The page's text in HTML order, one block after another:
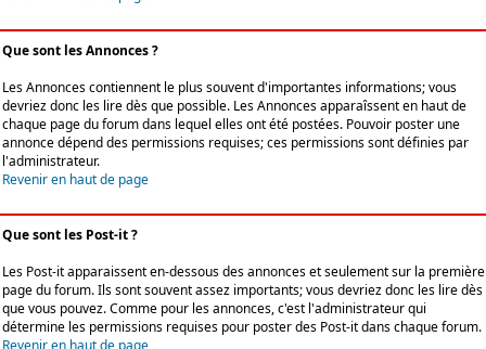
Que sont les Annonces ?
Les Annonces contiennent le plus souvent d'importantes informations; vous
devriez donc les lire dès que possible. Les Annonces apparaîssent en haut de
chaque page du forum dans lequel elles ont été postées. Pouvoir poster une
annonce dépend des permissions requises; ces permissions sont définies par
l'administrateur.
Revenir en haut de page
Que sont les Post-it ?
Les Post-it apparaissent en-dessous des annonces et seulement sur la première
page du forum. Ils sont souvent assez importants; vous devriez donc les lire dès
que vous pouvez. Comme pour les annonces, c'est l'administrateur qui
détermine les permissions requises pour poster des Post-it dans chaque forum.
Revenir en haut de page